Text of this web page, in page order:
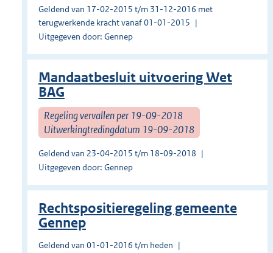
Geldend van 17-02-2015 t/m 31-12-2016 met
terugwerkende kracht vanaf 01-01-2015
Uitgegeven door: Gennep
Mandaatbesluit uitvoering Wet
BAG
Regeling vervallen per 19-09-2018
Uitwerkingtredingdatum 19-09-2018
Geldend van 23-04-2015 t/m 18-09-2018
Uitgegeven door: Gennep
Rechtspositieregeling gemeente
Gennep
Geldend van 01-01-2016 t/m heden